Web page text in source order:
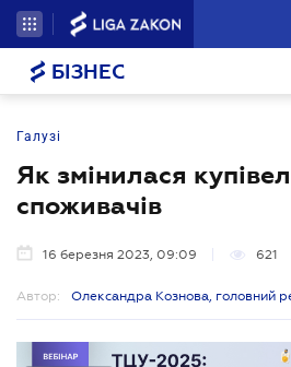
БІЗНЕС
Галузі
Як змінилася
споживачів
16 березня 2023, 09:09 621
Автор: Олександра Кознова, головний